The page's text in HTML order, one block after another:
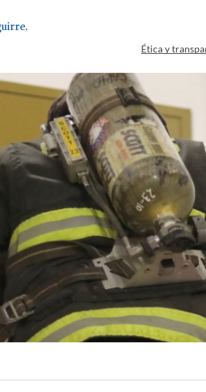
.
Ética y